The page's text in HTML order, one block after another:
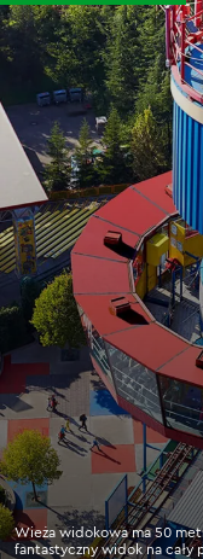
Wieża widokowa ma 50
fantastyczny widok na cały